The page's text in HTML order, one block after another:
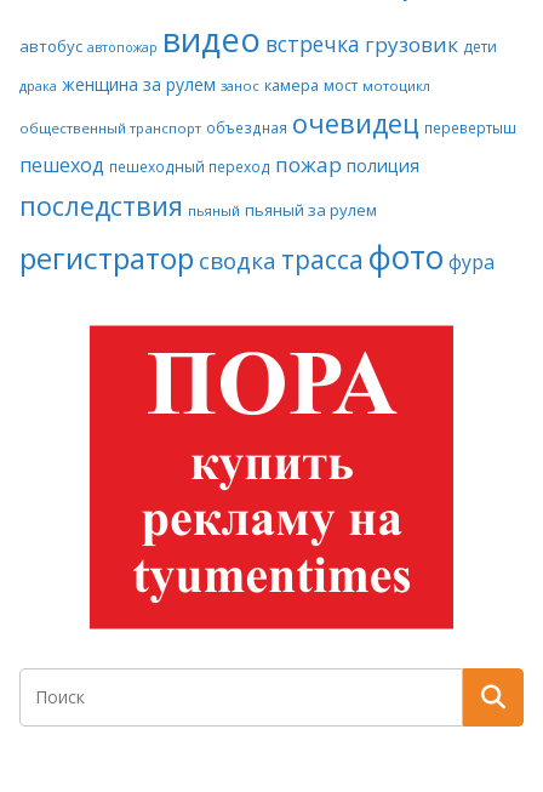
автобус автопожар видео встречка грузовик дети
драка женщина за рулем занос камера мост мотоцикл
общественный транспорт объездная очевидец перевертыш
пешеход пешеходный переход пожар полиция
последствия пьяный пьяный за рулем
регистратор сводка трасса фото фура